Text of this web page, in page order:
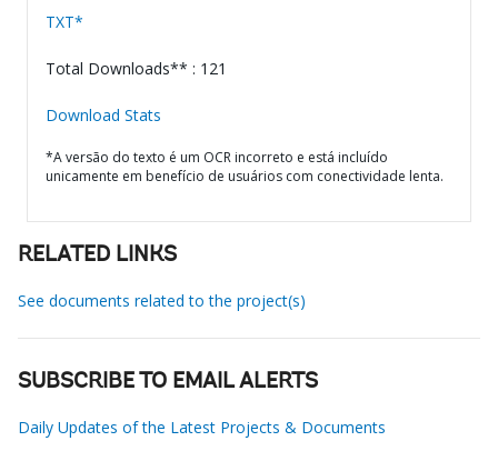
TXT*
Total Downloads** : 121
Download Stats
*A versão do texto é um OCR incorreto e está incluído
unicamente em benefício de usuários com conectividade lenta.
RELATED LINKS
See documents related to the project(s)
SUBSCRIBE TO EMAIL ALERTS
Daily Updates of the Latest Projects & Documents